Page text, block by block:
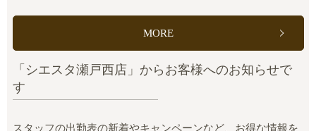
MORE
「シエスタ瀬戸西店」からお客様へのお知らせで
す
スタッフの出勤表の新着やキャンペーンなど、お得な情報を